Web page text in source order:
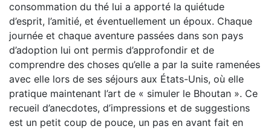
consommation du thé lui a apporté la quiétude
d’esprit, l’amitié, et éventuellement un époux. Chaque
journée et chaque aventure passées dans son pays
d’adoption lui ont permis d’approfondir et de
comprendre des choses qu’elle a par la suite ramenées
avec elle lors de ses séjours aux États-Unis, où elle
pratique maintenant l’art de « simuler le Bhoutan ». Ce
recueil d’anecdotes, d’impressions et de suggestions
est un petit coup de pouce, un pas en avant fait en